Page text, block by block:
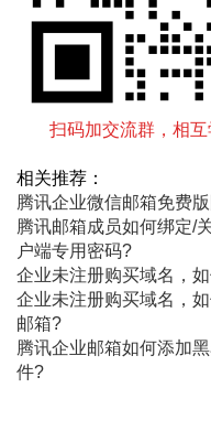
扫码加交流群，相
相关推荐：
腾讯企业微信邮箱免费
腾讯邮箱成员如何绑定/
户端专用密码?
企业未注册购买域名，
企业未注册购买域名，
邮箱?
腾讯企业邮箱如何添加
件?